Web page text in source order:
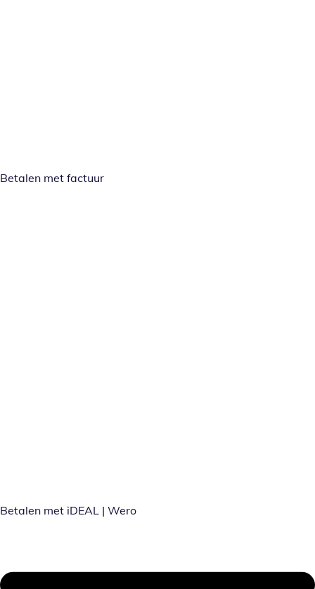
Betalen met factuur
Betalen met iDEAL | Wero